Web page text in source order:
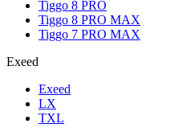
Tiggo 8 PRO
Tiggo 8 PRO MAX
Tiggo 7 PRO MAX
Exeed
Exeed
LX
TXL